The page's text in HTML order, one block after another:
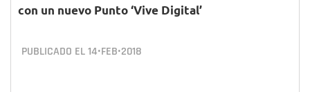
con un nuevo Punto ‘Vive Digital’
PUBLICADO EL14•FEB•2018